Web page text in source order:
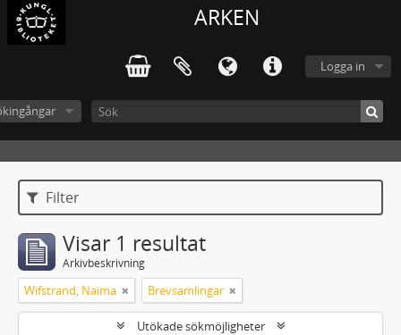
ARKEN
Logga in
Filter
Visar 1 resultat
Arkivbeskrivning
Wifstrand, Naima Brevsamlingar
Utökade sökmöjligheter